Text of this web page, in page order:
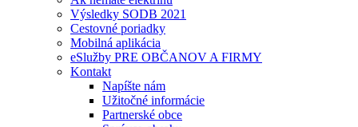
Výsledky SODB 2021
Cestovné poriadky
Mobilná aplikácia
eSlužby PRE OBČANOV A FIRMY
Kontakt
Napíšte nám
Užitočné informácie
Partnerské obce